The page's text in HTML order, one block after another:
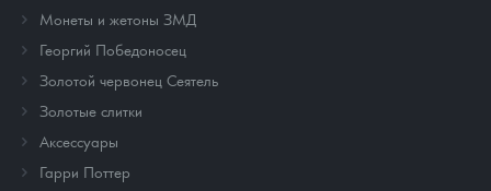
Монеты и жетоны ЗМД
Георгий Победоносец
Золотой червонец Сеятель
Золотые слитки
Аксессуары
Гарри Поттер